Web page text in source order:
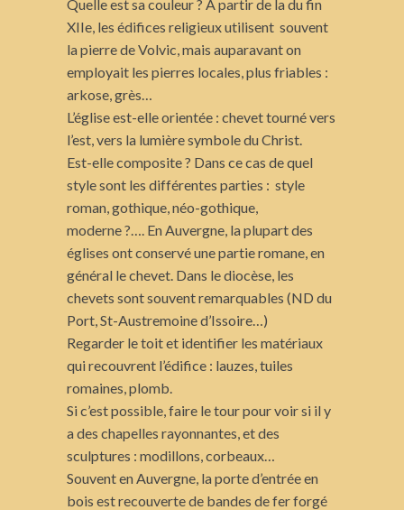
Quelle est sa couleur ? A partir de la du fin
XIIe, les édifices religieux utilisent souvent
la pierre de Volvic, mais auparavant on
employait les pierres locales, plus friables :
arkose, grès…
L’église est-elle orientée : chevet tourné vers
l’est, vers la lumière symbole du Christ.
Est-elle composite ? Dans ce cas de quel
style sont les différentes parties : style
roman, gothique, néo-gothique,
moderne ?…. En Auvergne, la plupart des
églises ont conservé une partie romane, en
général le chevet. Dans le diocèse, les
chevets sont souvent remarquables (ND du
Port, St-Austremoine d’Issoire…)
Regarder le toit et identifier les matériaux
qui recouvrent l’édifice : lauzes, tuiles
romaines, plomb.
Si c’est possible, faire le tour pour voir si il y
a des chapelles rayonnantes, et des
sculptures : modillons, corbeaux…
Souvent en Auvergne, la porte d’entrée en
bois est recouverte de bandes de fer forgé